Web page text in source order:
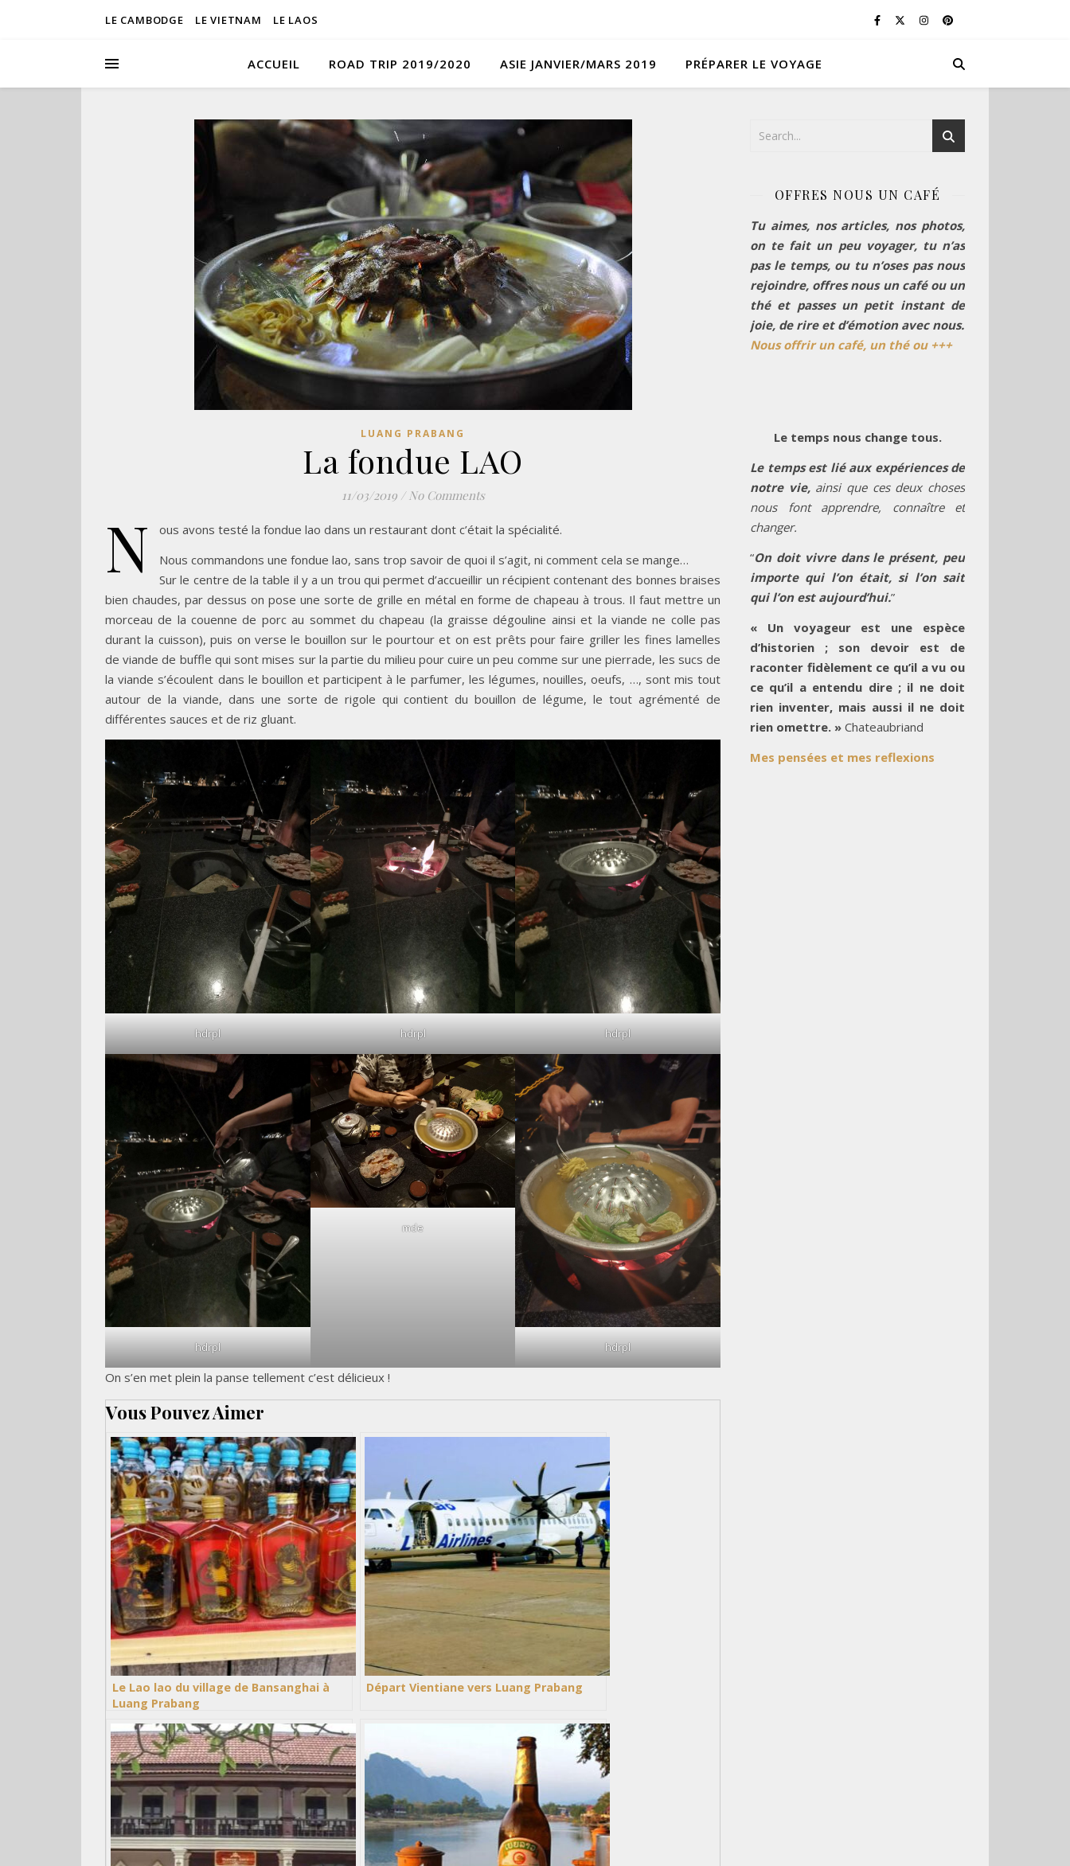
LE CAMBODGE LE VIETNAM LE LAOS
ACCUEIL ROAD TRIP 2019/2020 ASIE JANVIER/MARS 2019 PRÉPARER LE VOYAGE
LUANG PRABANG
La fondue LAO
11/03/2019 / No Comments
N
ous avons testé la fondue lao dans un restaurant dont c’était la spécialité.
Nous commandons une fondue lao, sans trop savoir de quoi il s’agit, ni comment cela se mange…
Sur le centre de la table il y a un trou qui permet d’accueillir un récipient contenant des bonnes braises
bien chaudes, par dessus on pose une sorte de grille en métal en forme de chapeau à trous. Il faut mettre un
morceau de la couenne de porc au sommet du chapeau (la graisse dégouline ainsi et la viande ne colle pas
durant la cuisson), puis on verse le bouillon sur le pourtour et on est prêts pour faire griller les fines lamelles
de viande de buffle qui sont mises sur la partie du milieu pour cuire un peu comme sur une pierrade, les sucs de
la viande s’écoulent dans le bouillon et participent à le parfumer, les légumes, nouilles, oeufs, …, sont mis tout
autour de la viande, dans une sorte de rigole qui contient du bouillon de légume, le tout agrémenté de
différentes sauces et de riz gluant.
hdrpl hdrpl hdrpl
hdrpl
mde
hdrpl
On s’en met plein la panse tellement c’est délicieux !
Vous Pouvez Aimer
Le Lao lao du village de Bansanghai à
Luang Prabang
Départ Vientiane vers Luang Prabang
OFFRES NOUS UN CAFÉ
Tu aimes, nos articles, nos photos,
on te fait un peu voyager, tu n’as
pas le temps, ou tu n’oses pas nous
rejoindre, offres nous un café ou un
thé et passes un petit instant de
joie, de rire et d’émotion avec nous.
Nous offrir un café, un thé ou +++
Le temps nous change tous.
Le temps est lié aux expériences de
notre vie, ainsi que ces deux choses
nous font apprendre, connaître et
changer.
“On doit vivre dans le présent, peu
importe qui l’on était, si l’on sait
qui l’on est aujourd’hui.”
« Un voyageur est une espèce
d’historien ; son devoir est de
raconter fidèlement ce qu’il a vu ou
ce qu’il a entendu dire ; il ne doit
rien inventer, mais aussi il ne doit
rien omettre. » Chateaubriand
Mes pensées et mes reflexions